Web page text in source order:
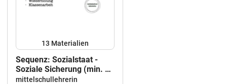
13 Materialien
Sequenz: Sozialstaat -
Soziale Sicherung (min. 17
Schulstunden)
mittelschullehrerin